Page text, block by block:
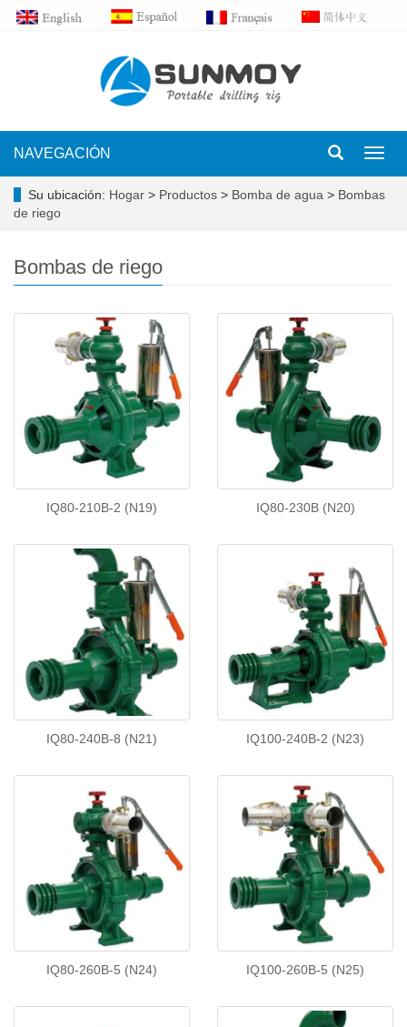
NAVEGACIÓN
Su ubicación: Hogar > Productos > Bomba de agua > Bombas
de riego
Bombas de riego
IQ80-210B-2 (N19) IQ80-230B (N20)
IQ80-240B-8 (N21) IQ100-240B-2 (N23)
IQ80-260B-5 (N24) IQ100-260B-5 (N25)